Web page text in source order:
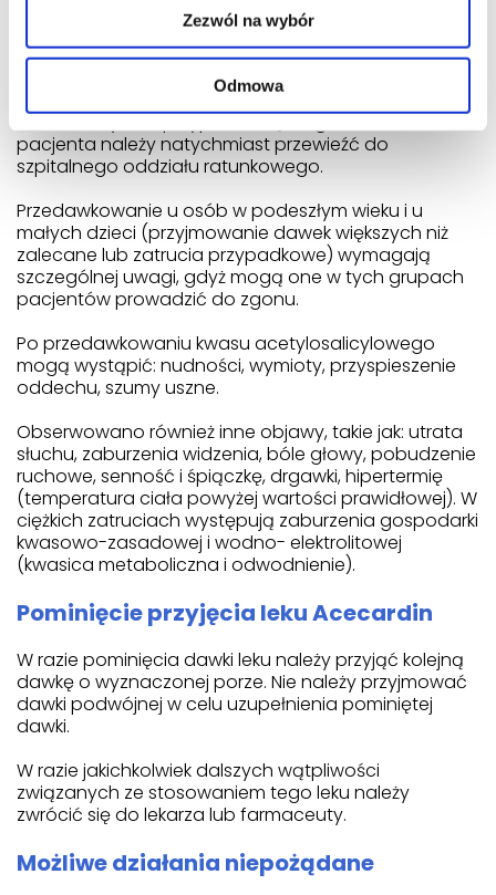
Zezwól na wybór
Odmowa
leku Acecardin
W razie przyjęcia większej niż zalecana dawki leku,
należy niezwłocznie zwrócić się do lekarza lub
farmaceuty, a w przypadku ciężkiego zatrucia
pacjenta należy natychmiast przewieźć do
szpitalnego oddziału ratunkowego.
Przedawkowanie u osób w podeszłym wieku i u
małych dzieci (przyjmowanie dawek większych niż
zalecane lub zatrucia przypadkowe) wymagają
szczególnej uwagi, gdyż mogą one w tych grupach
pacjentów prowadzić do zgonu.
Po przedawkowaniu kwasu acetylosalicylowego
mogą wystąpić: nudności, wymioty, przyspieszenie
oddechu, szumy uszne.
Obserwowano również inne objawy, takie jak: utrata
słuchu, zaburzenia widzenia, bóle głowy, pobudzenie
ruchowe, senność i śpiączkę, drgawki, hipertermię
(temperatura ciała powyżej wartości prawidłowej). W
ciężkich zatruciach występują zaburzenia gospodarki
kwasowo-zasadowej i wodno- elektrolitowej
(kwasica metaboliczna i odwodnienie).
Pominięcie przyjęcia leku Acecardin
W razie pominięcia dawki leku należy przyjąć kolejną
dawkę o wyznaczonej porze. Nie należy przyjmować
dawki podwójnej w celu uzupełnienia pominiętej
dawki.
W razie jakichkolwiek dalszych wątpliwości
związanych ze stosowaniem tego leku należy
zwrócić się do lekarza lub farmaceuty.
Możliwe działania niepożądane